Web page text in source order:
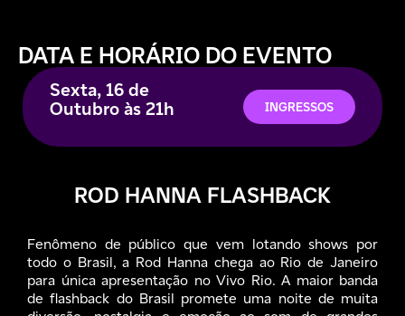
DATA E HORÁRIO DO EVENTO
Sexta, 16 de
Outubro às 21h
INGRESSOS
ROD HANNA FLASHBACK
Fenômeno de público que vem lotando shows por
todo o Brasil, a Rod Hanna chega ao Rio de Janeiro
para única apresentação no Vivo Rio. A maior banda
de flashback do Brasil promete uma noite de muita